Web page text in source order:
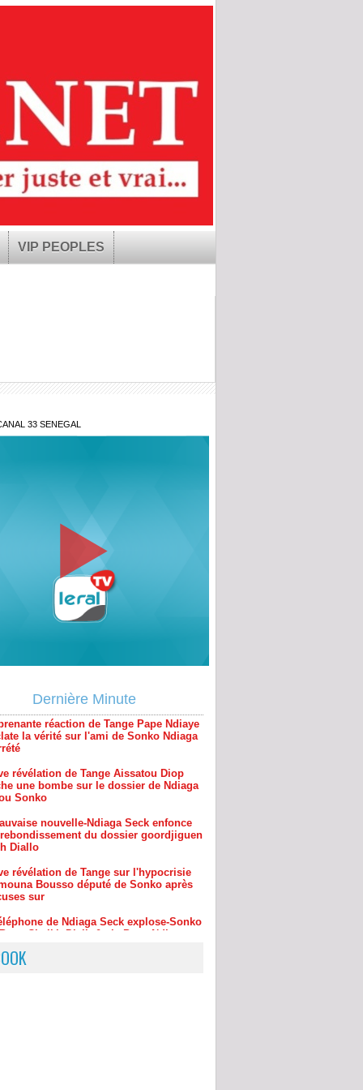
VIP PEOPLES
33 SENEGAL
Dernière Minute
la vérité sur l'ami de Sonko Ndiaga
révélation de Tange Aissatou Diop
une bombe sur le dossier de Ndiaga
Sonko
nouvelle-Ndiaga Seck enfonce
du dossier goordjiguen
Diallo
révélation de Tange sur l'hypocrisie
Bousso député de Sonko après
sur
de Ndiaga Seck explose-Sonko
Cheikh Diallo& cie-Pape Ndiaye-
Bou
révélation de Tange sur la mauvaise
..